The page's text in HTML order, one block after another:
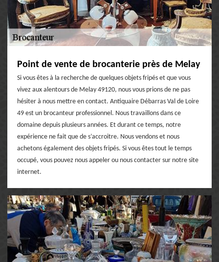
Point de vente de brocanterie près de Melay
Si vous êtes à la recherche de quelques objets fripés et que vous
vivez aux alentours de Melay 49120, nous vous prions de ne pas
hésiter à nous mettre en contact. Antiquaire Débarras Val de Loire
49 est un brocanteur professionnel. Nous travaillons dans ce
domaine depuis plusieurs années. Et durant ce temps, notre
expérience ne fait que de s’accroitre. Nous vendons et nous
achetons également des objets fripés. Si vous êtes tout le temps
occupé, vous pouvez nous appeler ou nous contacter sur notre site
internet.